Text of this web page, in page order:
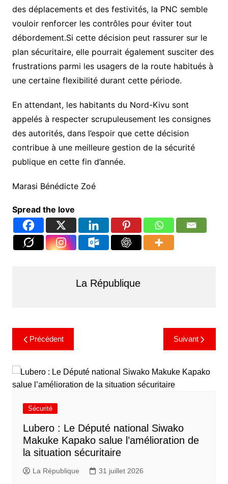
des déplacements et des festivités, la PNC semble
vouloir renforcer les contrôles pour éviter tout
débordement.Si cette décision peut rassurer sur le
plan sécuritaire, elle pourrait également susciter des
frustrations parmi les usagers de la route habitués à
une certaine flexibilité durant cette période.
En attendant, les habitants du Nord-Kivu sont
appelés à respecter scrupuleusement les consignes
des autorités, dans l’espoir que cette décision
contribue à une meilleure gestion de la sécurité
publique en cette fin d’année.
Marasi Bénédicte Zoé
Spread the love
La République
Précédent Suivant
Sécurité
Lubero : Le Député national Siwako
Makuke Kapako salue l’amélioration de
la situation sécuritaire
La République 31 juillet 2026